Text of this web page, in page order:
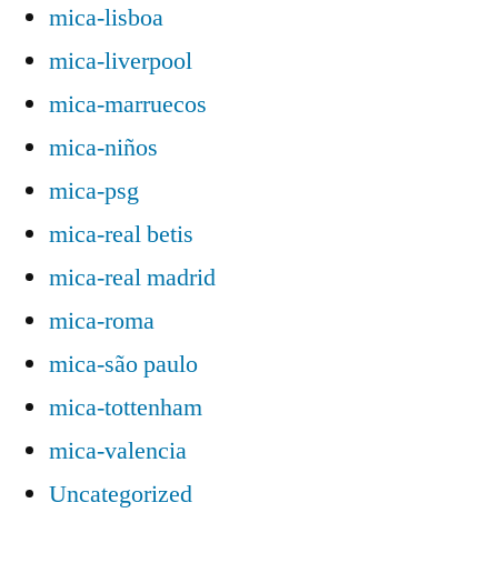
mica-lisboa
mica-liverpool
mica-marruecos
mica-niños
mica-psg
mica-real betis
mica-real madrid
mica-roma
mica-são paulo
mica-tottenham
mica-valencia
Uncategorized